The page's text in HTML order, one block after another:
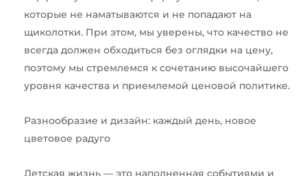
которые не наматываются и не попадают на
щиколотки. При этом, мы уверены, что качество не
всегда должен обходиться без оглядки на цену,
поэтому мы стремлемся к сочетанию высочайшего
уровня качества и приемлемой ценовой политике.
Разнообразие и дизайн: каждый день, новое
цветовое радуго
Детская жизнь — это наполненная событиями и